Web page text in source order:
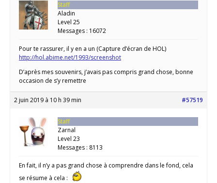
Staff
Aladin
Level 25
Messages : 16072
Pour te rassurer, il y en a un (Capture d’écran de HOL)
http://hol.abime.net/1993/screenshot
D’après mes souvenirs, j’avais pas compris grand chose, bonne
occasion de s’y remettre
2 juin 2019 à 10 h 39 min #57519
Staff
Zarnal
Level 23
Messages : 8113
En fait, il n’y a pas grand chose à comprendre dans le fond, cela
se résume à cela :